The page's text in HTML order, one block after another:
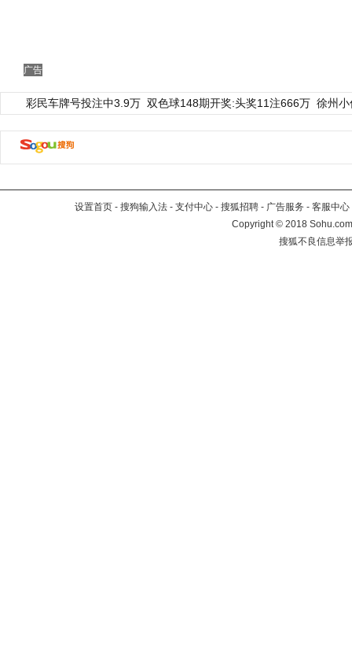
广告
彩民车牌号投注中3.9万 双色球148期开奖:头奖11注666万 徐州
设置首页 - 搜狗输入法 - 支付中心 - 搜狐招聘 - 广告服务 - 客服中心
Copyright©2018
搜狐不良信息举